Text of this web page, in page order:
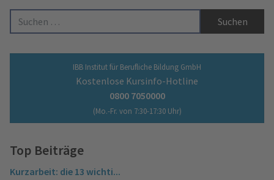
Suche nach:
IBB Institut für Berufliche Bildung GmbH
Kostenlose Kursinfo-Hotline
0800 7050000
(Mo.-Fr. von 7:30-17:30 Uhr)
Top Beiträge
Kurzarbeit: die 13 wichti...